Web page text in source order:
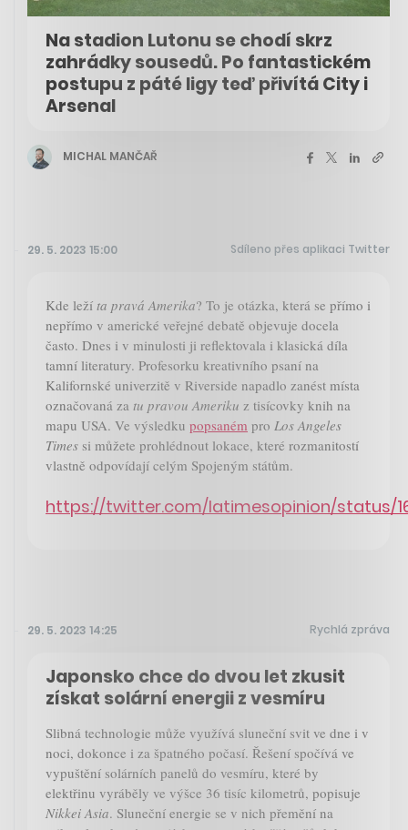
Na stadion Lutonu se chodí skrz
zahrádky sousedů. Po fantastickém
postupu z páté ligy teď přivítá City i
Arsenal
MICHAL MANČAŘ
29. 5. 2023 15:00 Sdíleno přes aplikaci Twitter
Kde leží ta pravá Amerika? To je otázka, která se přímo i
nepřímo v americké veřejné debatě objevuje docela
často. Dnes i v minulosti ji reflektovala i klasická díla
tamní literatury. Profesorku kreativního psaní na
Kalifornské univerzitě v Riverside napadlo zanést místa
označovaná za tu pravou Ameriku z tisícovky knih na
mapu USA. Ve výsledku popsaném pro Los Angeles
Times si můžete prohlédnout lokace, které rozmanitostí
vlastně odpovídají celým Spojeným státům.
https://twitter.com/latimesopinion/status/
29. 5. 2023 14:25 Rychlá zpráva
Japonsko chce do dvou let zkusit
získat solární energii z vesmíru
Slibná technologie může využívá sluneční svit ve dne i v
noci, dokonce i za špatného počasí. Řešení spočívá ve
vypuštění solárních panelů do vesmíru, které by
elektřinu vyráběly ve výšce 36 tisíc kilometrů, popisuje
Nikkei Asia. Sluneční energie se v nich přemění na